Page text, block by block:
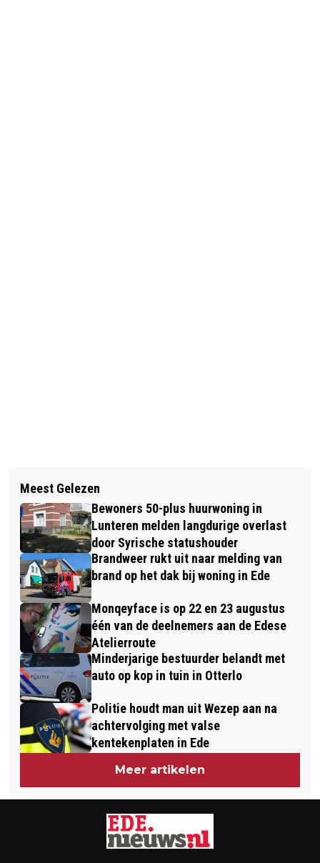
DAMES DTS EDE PAKKEN OOK DE
WINST TEGEN TER LEEDE (4-3)
NATUUREXCURSIE VOOR KLEUTERS
Meest Gelezen
Bewoners 50-plus huurwoning in
Lunteren melden langdurige overlast
door Syrische statushouder
Brandweer rukt uit naar melding van
brand op het dak bij woning in Ede
Monqeyface is op 22 en 23 augustus
één van de deelnemers aan de Edese
Atelierroute
Minderjarige bestuurder belandt met
auto op kop in tuin in Otterlo
Politie houdt man uit Wezep aan na
achtervolging met valse
kentekenplaten in Ede
Meer artikelen